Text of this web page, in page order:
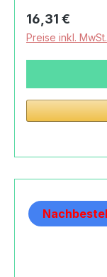
36 Monaten
Hersteller
GmbH & Co.
Regulärer
16,31 €
Preise inkl.